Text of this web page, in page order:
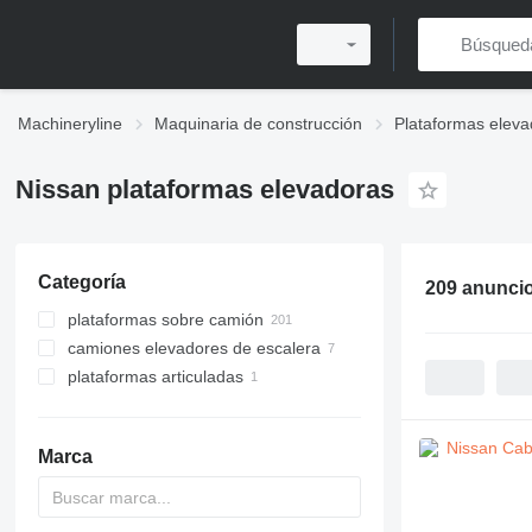
Machineryline Maquinaria de construcción Plataformas
Nissan plataformas elevadoras
Categoría
plataformas sobre camión
camiones elevadores de escalera
plataformas articuladas
Marca
209